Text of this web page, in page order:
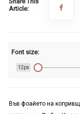
Article:
Font size:
12px
Във фоайето на